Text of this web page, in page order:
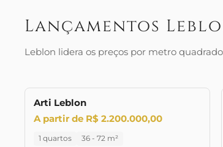
Lançamentos
Leblon lidera os preços por metro
Arti Leblon
A partir de R$ 2.200.000,00
1 quartos 36 - 72 m²